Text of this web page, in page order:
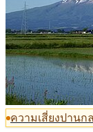
ความเสี่ยงปานก